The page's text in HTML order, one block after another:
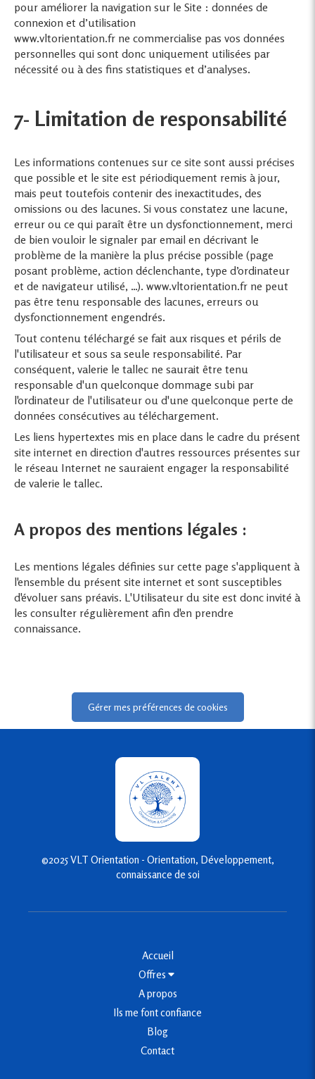
pour améliorer la navigation sur le Site : données de
connexion et d’utilisation
www.vltorientation.fr ne commercialise pas vos données
personnelles qui sont donc uniquement utilisées par
nécessité ou à des fins statistiques et d’analyses.
7- Limitation de responsabilité
Les informations contenues sur ce site sont aussi précises
que possible et le site est périodiquement remis à jour,
mais peut toutefois contenir des inexactitudes, des
omissions ou des lacunes. Si vous constatez une lacune,
erreur ou ce qui paraît être un dysfonctionnement, merci
de bien vouloir le signaler par email en décrivant le
problème de la manière la plus précise possible (page
posant problème, action déclenchante, type d’ordinateur
et de navigateur utilisé, …). www.vltorientation.fr ne peut
pas être tenu responsable des lacunes, erreurs ou
dysfonctionnement engendrés.
Tout contenu téléchargé se fait aux risques et périls de
l'utilisateur et sous sa seule responsabilité. Par
conséquent, valerie le tallec ne saurait être tenu
responsable d'un quelconque dommage subi par
l'ordinateur de l'utilisateur ou d'une quelconque perte de
données consécutives au téléchargement.
Les liens hypertextes mis en place dans le cadre du présent
site internet en direction d'autres ressources présentes sur
le réseau Internet ne sauraient engager la responsabilité
de valerie le tallec.
A propos des mentions légales :
Les mentions légales définies sur cette page s'appliquent à
l'ensemble du présent site internet et sont susceptibles
d'évoluer sans préavis. L'Utilisateur du site est donc invité à
les consulter régulièrement afin d'en prendre
connaissance.
Gérer mes préférences de cookies
©2025 VLT Orientation - Orientation, Développement,
connaissance de soi
Accueil
Offres
A propos
Ils me font confiance
Blog
Contact